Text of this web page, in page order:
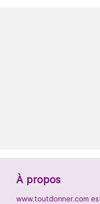
À propos
www.toutdonner.com